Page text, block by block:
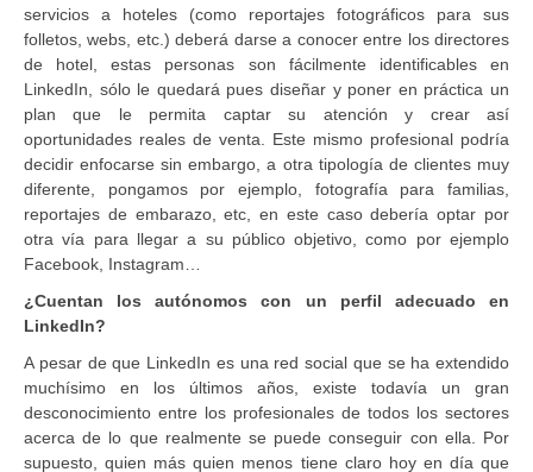
servicios a hoteles (como reportajes fotográficos para sus
folletos, webs, etc.) deberá darse a conocer entre los directores
de hotel, estas personas son fácilmente identificables en
LinkedIn, sólo le quedará pues diseñar y poner en práctica un
plan que le permita captar su atención y crear así
oportunidades reales de venta. Este mismo profesional podría
decidir enfocarse sin embargo, a otra tipología de clientes muy
diferente, pongamos por ejemplo, fotografía para familias,
reportajes de embarazo, etc, en este caso debería optar por
otra vía para llegar a su público objetivo, como por ejemplo
Facebook, Instagram…
¿Cuentan los autónomos con un perfil adecuado en
LinkedIn?
A pesar de que LinkedIn es una red social que se ha extendido
muchísimo en los últimos años, existe todavía un gran
desconocimiento entre los profesionales de todos los sectores
acerca de lo que realmente se puede conseguir con ella. Por
supuesto, quien más quien menos tiene claro hoy en día que